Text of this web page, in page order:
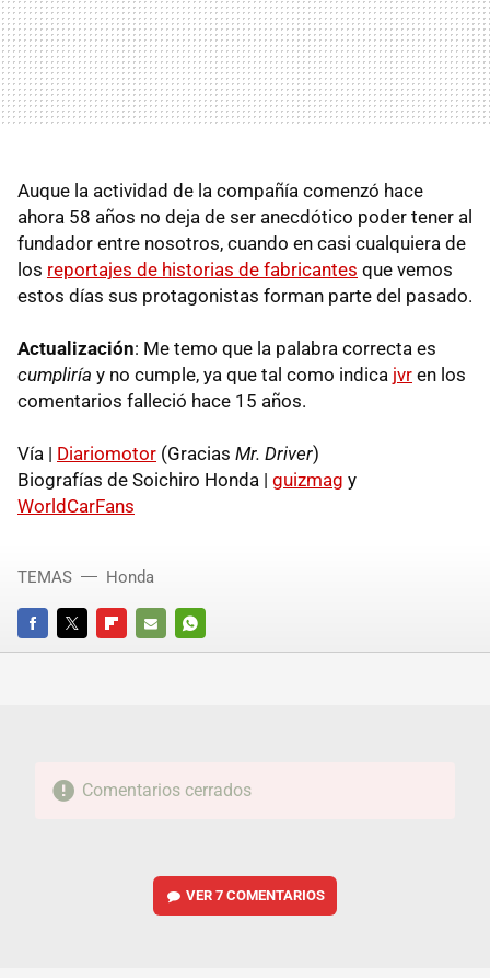
Auque la actividad de la compañía comenzó hace
ahora 58 años no deja de ser anecdótico poder tener al
fundador entre nosotros, cuando en casi cualquiera de
los reportajes de historias de fabricantes que vemos
estos días sus protagonistas forman parte del pasado.
Actualización: Me temo que la palabra correcta es
cumpliría y no cumple, ya que tal como indica jvr en los
comentarios falleció hace 15 años.
Vía | Diariomotor (Gracias Mr. Driver)
Biografías de Soichiro Honda | guizmag y
WorldCarFans
FACEBOOKTWITTERFLIPBOARD
E-
WHATSAPP
TEMAS Honda
Comentarios cerrados
VER7 COMENTARIOS